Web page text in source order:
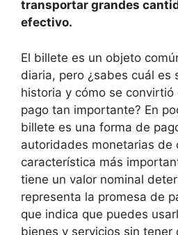
transportar grandes
efectivo.
El billete es un objeto
diaria, pero ¿sabes cuál es
historia y cómo se
pago tan importante? En
billete es una forma de
autoridades monetarias de
característica más
tiene un valor nominal
representa la promesa de
que indica que puedes
bienes y servicios sin tener